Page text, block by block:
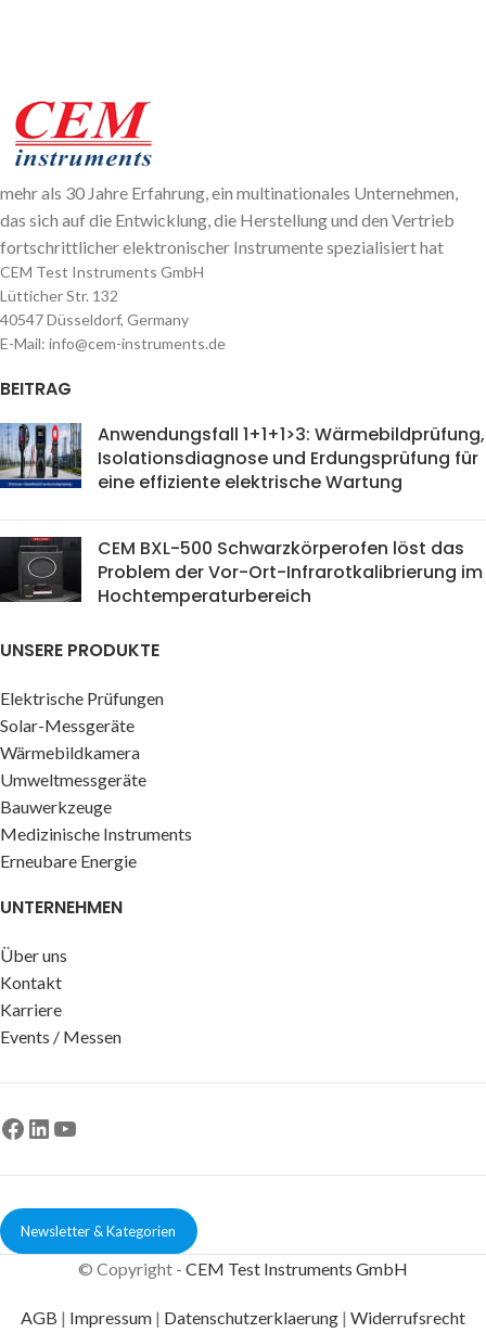
mehr als 30 Jahre Erfahrung, ein multinationales Unternehmen,
das sich auf die Entwicklung, die Herstellung und den Vertrieb
fortschrittlicher elektronischer Instrumente spezialisiert hat
CEM Test Instruments GmbH
Lütticher Str. 132
40547 Düsseldorf, Germany
E-Mail: info@cem-instruments.de
BEITRAG
Anwendungsfall 1+1+1>3: Wärmebildprüfung,
Isolationsdiagnose und Erdungsprüfung für
eine effiziente elektrische Wartung
CEM BXL-500 Schwarzkörperofen löst das
Problem der Vor-Ort-Infrarotkalibrierung im
Hochtemperaturbereich
UNSERE PRODUKTE
Elektrische Prüfungen
Solar-Messgeräte
Wärmebildkamera
Umweltmessgeräte
Bauwerkzeuge
Medizinische Instruments
Erneubare Energie
UNTERNEHMEN
Über uns
Kontakt
Karriere
Events / Messen
Newsletter & Kategorien
© Copyright - CEM Test Instruments GmbH
AGB | Impressum | Datenschutzerklaerung | Widerrufsrecht